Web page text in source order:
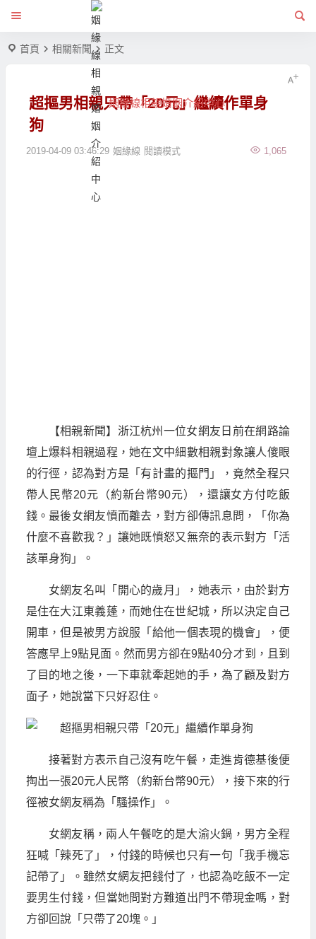
姻緣線相親婚姻介紹中心
首頁 相關新聞 正文
超摳男相親只帶「20元」繼續作單身
狗
2019-04-09 03:46:29 姻緣線 1,065
閱讀模式
【相親新聞】浙江杭州一位女網友日前在網路論
壇上爆料相親過程，她在文中細數相親對象讓人傻眼
的行徑，認為對方是「有計畫的摳門」，竟然全程只
帶人民幣20元（約新台幣90元），還讓女方付吃飯
錢。最後女網友憤而離去，對方卻傳訊息問，「你為
什麼不喜歡我？」讓她既憤怒又無奈的表示對方「活
該單身狗」。
女網友名叫「開心的歲月」，她表示，由於對方
是住在大江東義蓬，而她住在世紀城，所以決定自己
開車，但是被男方說服「給他一個表現的機會」，便
答應早上9點見面。然而男方卻在9點40分才到，且到
了目的地之後，一下車就牽起她的手，為了顧及對方
面子，她說當下只好忍住。
接著對方表示自己沒有吃午餐，走進肯德基後便
掏出一張20元人民幣（約新台幣90元），接下來的行
徑被女網友稱為「騷操作」。
女網友稱，兩人午餐吃的是大渝火鍋，男方全程
狂喊「辣死了」，付錢的時候也只有一句「我手機忘
記帶了」。雖然女網友把錢付了，也認為吃飯不一定
要男生付錢，但當她問對方難道出門不帶現金嗎，對
方卻回說「只帶了20塊。」